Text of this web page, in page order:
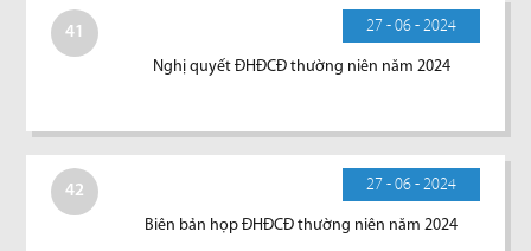
41 27 - 06 - 2024
Nghị quyết ĐHĐCĐ thường niên năm 2024
42 27 - 06 - 2024
Biên bản họp ĐHĐCĐ thường niên năm 2024